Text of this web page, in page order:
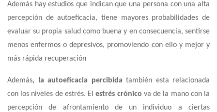
Además hay estudios que indican que una persona con una alta
percepción de autoeficacia, tiene mayores probabilidades de
evaluar su propia salud como buena y en consecuencia, sentirse
menos enfermos o depresivos, promoviendo con ello y mejor y
más rápida recuperación
Además, l a autoeficacia percibida también esta relacionada
con los niveles de estrés. Elestrés crónico va de la mano con la
percepción de afrontamiento de un individuo a ciertas